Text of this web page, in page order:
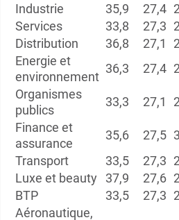
Industrie
35,9 27,4
Services
33,8 27,3
Distribution
36,8 27,1
Energie et
environnement
36,3 27,4
Organismes
publics
33,3 27,1
Finance et
assurance
35,6 27,5
Transport
33,5 27,3
Luxe et beauty
37,9 27,6
BTP
33,5 27,3
Aéronautique,